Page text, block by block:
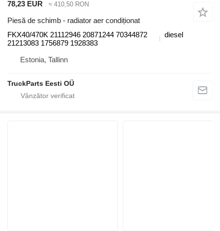
78,23 EUR ≈ 410,50 RON
Piesă de schimb - radiator aer condiționat
FKX40/470K 21112946 20871244 70344872
21213083 1756879 1928383
diesel
Estonia, Tallinn
TruckParts Eesti OÜ